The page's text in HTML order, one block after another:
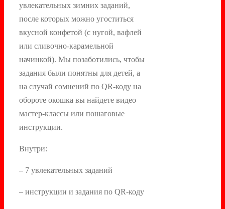
увлекательных зимних заданий,
после которых можно угоститься
вкусной конфетой (с нугой, вафлей
или сливочно-карамельной
начинкой). Мы позаботились, чтобы
задания были понятны для детей, а
на случай сомнений по QR-коду на
обороте окошка вы найдете видео
мастер-классы или пошаговые
инструкции.
Внутри:
– 7 увлекательных заданий
– инструкции и задания по QR-коду